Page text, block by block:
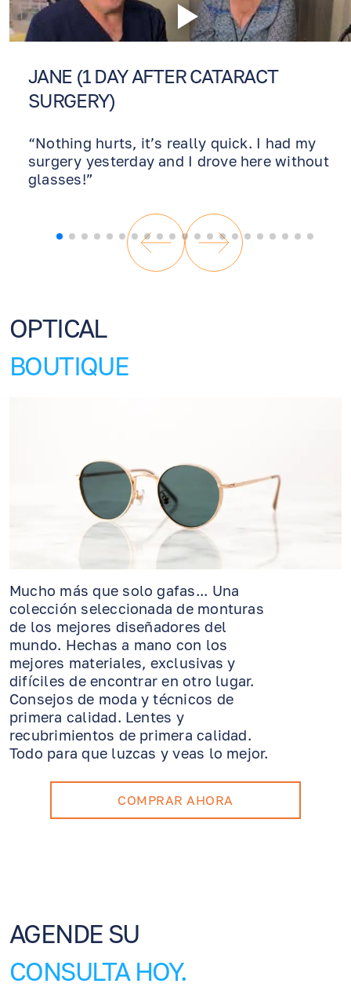
JANE (1 DAY AFTER CATARACT
SURGERY)
“Nothing hurts, it’s really quick. I had my
surgery yesterday and I drove here without
glasses!”
OPTICAL
BOUTIQUE
COMPRAR AHORA
Mucho más que solo gafas... Una
colección seleccionada de monturas
de los mejores diseñadores del
mundo. Hechas a mano con los
mejores materiales, exclusivas y
difíciles de encontrar en otro lugar.
Consejos de moda y técnicos de
primera calidad. Lentes y
recubrimientos de primera calidad.
Todo para que luzcas y veas lo mejor.
AGENDE SU
CONSULTA HOY.